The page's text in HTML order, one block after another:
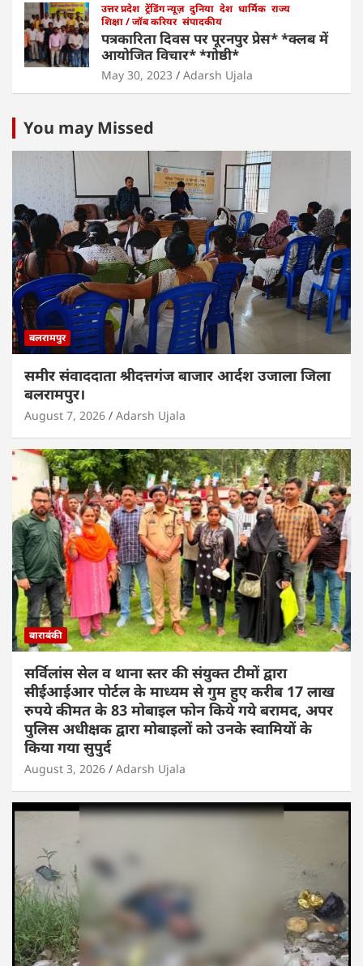
उत्तर प्रदेश ट्रेंडिंग न्यूज़ दुनिया देश धार्मिक राज्य
शिक्षा / जॉब करियर संपादकीय
पत्रकारिता दिवस पर पूरनपुर प्रेस* *क्लब में
आयोजित विचार* *गोष्ठी*
May 30, 2023 Adarsh Ujala
You may Missed
बलरामपुर
समीर संवाददाता श्रीदत्तगंज बाजार आर्दश उजाला जिला
बलरामपुर।
August 7, 2026 Adarsh Ujala
बाराबंकी
सर्विलांस सेल व थाना स्तर की संयुक्त टीमों द्वारा
सीईआईआर पोर्टल के माध्यम से गुम हुए करीब 17 लाख
रुपये कीमत के 83 मोबाइल फोन किये गये बरामद, अपर
पुलिस अधीक्षक द्वारा मोबाइलों को उनके स्वामियों के
किया गया सुपुर्द
August 3, 2026 Adarsh Ujala